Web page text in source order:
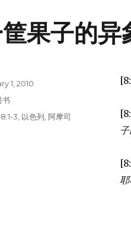
果子的
耶
1, 2010
书
3 以色列 ,阿摩司